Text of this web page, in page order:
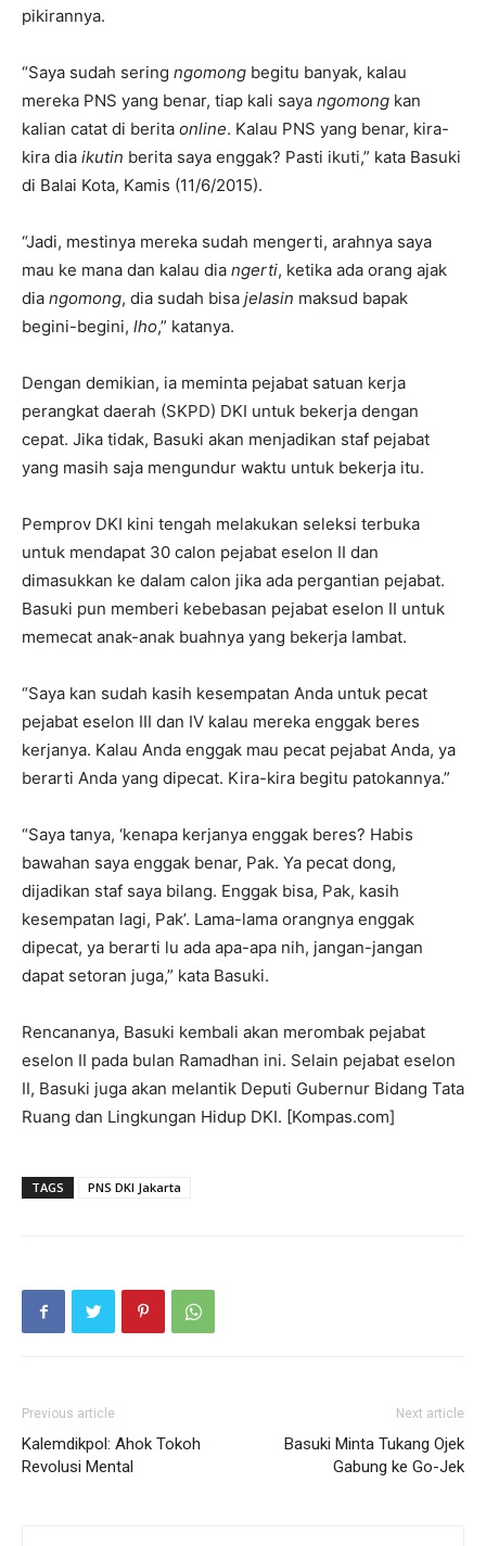
pikirannya.
“Saya sudah sering ngomong begitu banyak, kalau
mereka PNS yang benar, tiap kali saya ngomong kan
kalian catat di berita online. Kalau PNS yang benar, kira-
kira dia ikutin berita saya enggak? Pasti ikuti,” kata Basuki
di Balai Kota, Kamis (11/6/2015).
“Jadi, mestinya mereka sudah mengerti, arahnya saya
mau ke mana dan kalau dia ngerti, ketika ada orang ajak
dia ngomong, dia sudah bisa jelasin maksud bapak
begini-begini, lho,” katanya.
Dengan demikian, ia meminta pejabat satuan kerja
perangkat daerah (SKPD) DKI untuk bekerja dengan
cepat. Jika tidak, Basuki akan menjadikan staf pejabat
yang masih saja mengundur waktu untuk bekerja itu.
Pemprov DKI kini tengah melakukan seleksi terbuka
untuk mendapat 30 calon pejabat eselon II dan
dimasukkan ke dalam calon jika ada pergantian pejabat.
Basuki pun memberi kebebasan pejabat eselon II untuk
memecat anak-anak buahnya yang bekerja lambat.
“Saya kan sudah kasih kesempatan Anda untuk pecat
pejabat eselon III dan IV kalau mereka enggak beres
kerjanya. Kalau Anda enggak mau pecat pejabat Anda, ya
berarti Anda yang dipecat. Kira-kira begitu patokannya.”
“Saya tanya, ‘kenapa kerjanya enggak beres? Habis
bawahan saya enggak benar, Pak. Ya pecat dong,
dijadikan staf saya bilang. Enggak bisa, Pak, kasih
kesempatan lagi, Pak’. Lama-lama orangnya enggak
dipecat, ya berarti lu ada apa-apa nih, jangan-jangan
dapat setoran juga,” kata Basuki.
Rencananya, Basuki kembali akan merombak pejabat
eselon II pada bulan Ramadhan ini. Selain pejabat eselon
II, Basuki juga akan melantik Deputi Gubernur Bidang Tata
Ruang dan Lingkungan Hidup DKI. [Kompas.com]
TAGS PNS DKI Jakarta
Previous article
Kalemdikpol: Ahok Tokoh
Revolusi Mental
Next article
Basuki Minta Tukang Ojek
Gabung ke Go-Jek